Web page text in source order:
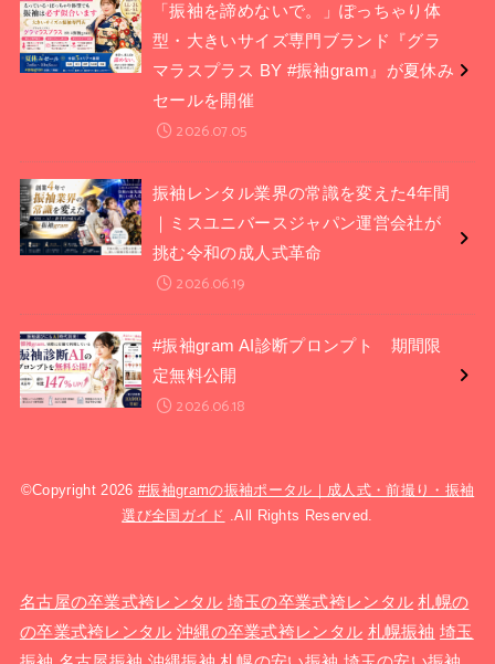
「振袖を諦めないで。」ぽっちゃり体
型・大きいサイズ専門ブランド『グラ
マラスプラス BY #振袖gram』が夏休み
セールを開催
2026.07.05
振袖レンタル業界の常識を変えた4年間
｜ミスユニバースジャパン運営会社が
挑む令和の成人式革命
2026.06.19
#振袖gram AI診断プロンプト 期間限
定無料公開
2026.06.18
©Copyright 2026#振袖gramの振袖ポータル｜成人式・前撮り・振袖
選び全国ガイド
.All Rights Reserved.
名古屋の卒業式袴レンタル 埼玉の卒業式袴レンタル 札幌の
の卒業式袴レンタル 沖縄の卒業式袴レンタル 札幌振袖 埼玉